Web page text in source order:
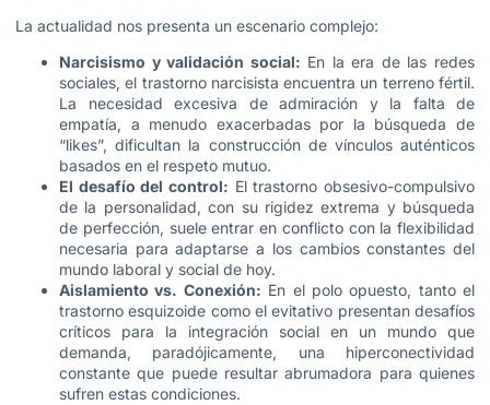
La actualidad nos presenta un escenario complejo:
Narcisismo y validación social: En la era de las redes
sociales, el trastorno narcisista encuentra un terreno fértil.
La necesidad excesiva de admiración y la falta de
empatía, a menudo exacerbadas por la búsqueda de
“likes”, dificultan la construcción de vínculos auténticos
basados en el respeto mutuo.
El desafío del control: El trastorno obsesivo-compulsivo
de la personalidad, con su rigidez extrema y búsqueda
de perfección, suele entrar en conflicto con la flexibilidad
necesaria para adaptarse a los cambios constantes del
mundo laboral y social de hoy.
Aislamiento vs. Conexión: En el polo opuesto, tanto el
trastorno esquizoide como el evitativo presentan desafíos
críticos para la integración social en un mundo que
demanda, paradójicamente, una hiperconectividad
constante que puede resultar abrumadora para quienes
sufren estas condiciones.